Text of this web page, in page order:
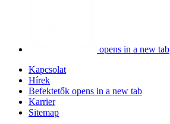
opens in a new tab
Kapcsolat
Hírek
Befektetők opens in a new tab
Karrier
Sitemap